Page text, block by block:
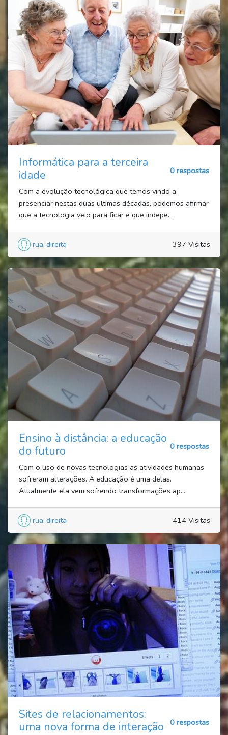
Informática para a terceira
idade
0 respostas
Com a evolução tecnológica que temos vindo a
presenciar nestas duas ultimas décadas, podemos afirmar
que a tecnologia veio para ficar e que indepe...
rua-direita 397 Visitas
Ensino à distância: a educação
do futuro
0 respostas
Com o uso de novas tecnologias as atividades humanas
sofreram alterações. A educação é uma delas.
Atualmente ela vem sofrendo transformações ap...
rua-direita 414 Visitas
Sites de relacionamentos:
uma nova forma de interação
0 respostas